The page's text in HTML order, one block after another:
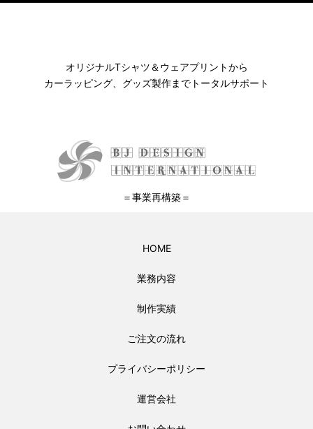
オリジナルTシャツ＆ウェアプリントから
カーラッピング、グッズ製作までトータルサポート
＝事業再構築＝
HOME
業務内容
制作実績
ご注文の流れ
プライバシーポリシー
運営会社